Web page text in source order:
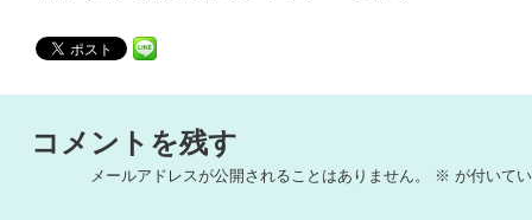
コメントを残す
メールアドレスが公開されることはありません。 ※ が付いて